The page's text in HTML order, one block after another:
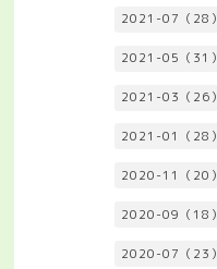
2021-07（28）
2021-05（31）
2021-03（26）
2021-01（28）
2020-11（20）
2020-09（18）
2020-07（23）